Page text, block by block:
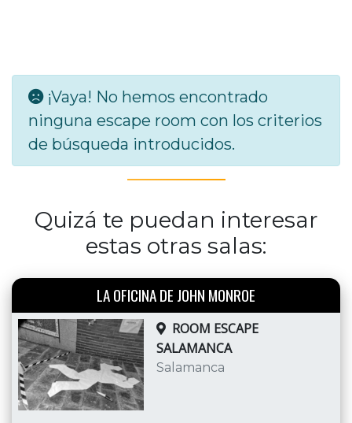
¡Vaya! No hemos encontrado
ninguna escape room con los criterios
de búsqueda introducidos.
Quizá te puedan interesar
estas otras salas:
LA OFICINA DE JOHN MONROE
ROOM ESCAPE
SALAMANCA
Salamanca